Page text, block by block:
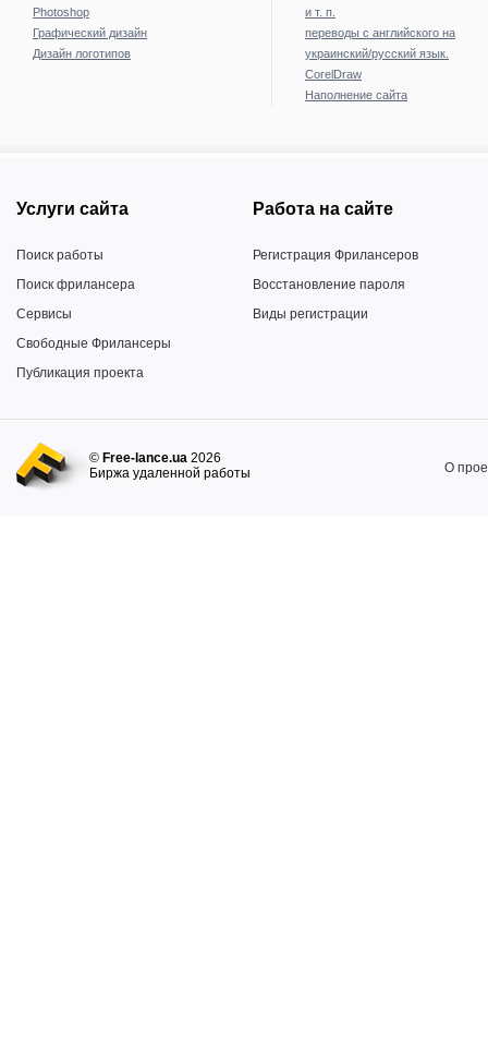
Photoshop
Графический дизайн
Дизайн логотипов
и т. п.
переводы с английского на
украинский/русский язык.
CorelDraw
Наполнение сайта
Услуги сайта
Поиск работы
Поиск фрилансера
Сервисы
Свободные Фрилансеры
Публикация проекта
Работа на сайте
Регистрация Фрилансеров
Восстановление пароля
Виды регистрации
© Free-lance.ua 2026
Биржа удаленной работы
О